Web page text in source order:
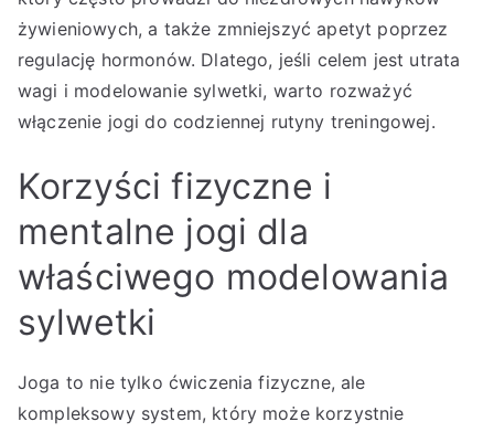
żywieniowych, a także zmniejszyć apetyt poprzez
regulację hormonów. Dlatego, jeśli celem jest utrata
wagi i modelowanie sylwetki, warto rozważyć
włączenie jogi do codziennej rutyny treningowej.
Korzyści fizyczne i
mentalne jogi dla
właściwego modelowania
sylwetki
Joga to nie tylko ćwiczenia fizyczne, ale
kompleksowy system, który może korzystnie